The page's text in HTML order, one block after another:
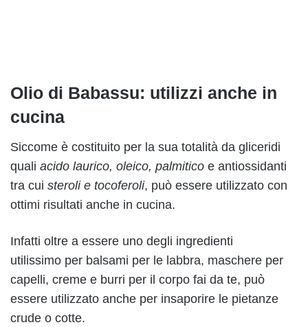
Olio di Babassu: utilizzi anche in
cucina
Siccome è costituito per la sua totalità da gliceridi
quali acido laurico, oleico, palmitico e antiossidanti
tra cui steroli e tocoferoli, può essere utilizzato con
ottimi risultati anche in cucina.
Infatti oltre a essere uno degli ingredienti
utilissimo per balsami per le labbra, maschere per
capelli, creme e burri per il corpo fai da te, può
essere utilizzato anche per insaporire le pietanze
crude o cotte.